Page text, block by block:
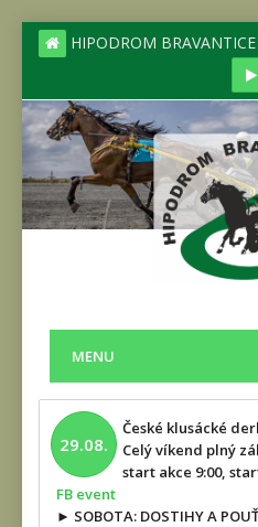
HIPODROM BRAVANTICE
MENU
29.08.
České klusácké
Celý víkend plný
start akce 9:00,
FB event
► SOBOTA: DOSTIHY A